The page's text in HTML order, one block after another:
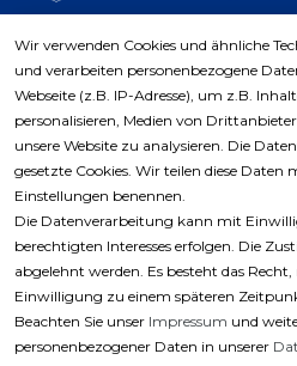
Zahlungsarten
Wir verwenden Cookies und ähnliche
und verarbeiten personenbezogene
Webseite (z.B. IP-Adresse), um z.B.
personalisieren, Medien von
unsere Website zu analysieren. Die
gesetzte Cookies. Wir teilen diese
Einstellungen benennen.
Die Datenverarbeitung kann mit
berechtigten Interesses erfolgen. Die
abgelehnt werden. Es besteht das
Einwilligung zu einem späteren
Beachten Sie unser Impressum und
personenbezogener Daten in unserer